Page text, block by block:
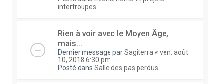
intertroupes
Rien à voir avec le Moyen Âge,
mais...
Dernier message parSagiterra « ven. août
10, 2018 6:30 pm
Posté dans Salle des pas perdus